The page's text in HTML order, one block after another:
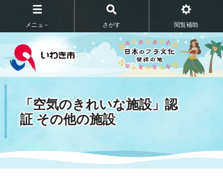
メニュ－ さがす 閲覧補助
「空気のきれいな施設」認
証 その他の施設